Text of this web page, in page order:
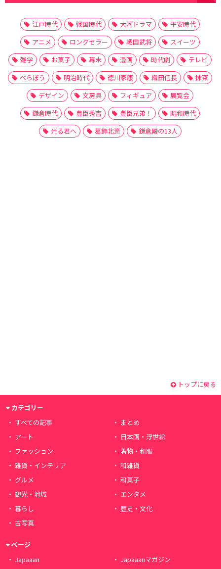
江戸時代 戦国時代 大河ドラマ
平安時代
アニメ
ロングセラー 戦国武将
スイーツ
雑学
お菓子 幕末 漫画 時代劇
テレビ
べらぼう
明治時代 徳川家康 織田信長
抹茶
デザイン
文房具 フィギュア
展覧会
鎌倉時代
豊臣秀吉 豊臣兄弟！
昭和時代
光る君へ
葛飾北斎 鎌倉殿の13人
トップに戻る
カテゴリー
すべての記事
まとめ
アート
日本画・浮世絵
ファッション
着物・和服
雑貨・インテリア
和雑貨
グルメ
和菓子
観光・地域
エンタメ
暮らし
歴史・文化
古写真
ページ
Japaaan
Japaaanマガジン